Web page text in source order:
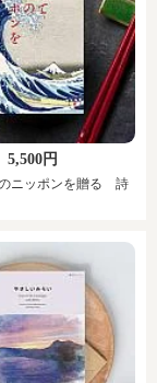
5,500円
ニッポンを贈る 詩